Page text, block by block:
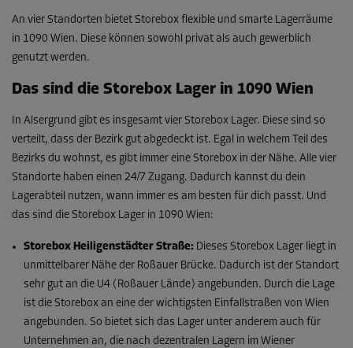
An vier Standorten bietet Storebox flexible und smarte Lagerräume
in 1090 Wien. Diese können sowohl privat als auch gewerblich
genutzt werden.
Das sind die Storebox Lager in 1090 Wien
In Alsergrund gibt es insgesamt vier Storebox Lager. Diese sind so
verteilt, dass der Bezirk gut abgedeckt ist. Egal in welchem Teil des
Bezirks du wohnst, es gibt immer eine Storebox in der Nähe. Alle vier
Standorte haben einen 24/7 Zugang. Dadurch kannst du dein
Lagerabteil nutzen, wann immer es am besten für dich passt. Und
das sind die Storebox Lager in 1090 Wien:
Storebox Heiligenstädter Straße: Dieses Storebox Lager liegt in
unmittelbarer Nähe der Roßauer Brücke. Dadurch ist der Standort
sehr gut an die U4 (Roßauer Lände) angebunden. Durch die Lage
ist die Storebox an eine der wichtigsten Einfallstraßen von Wien
angebunden. So bietet sich das Lager unter anderem auch für
Unternehmen an, die nach dezentralen Lagern im Wiener